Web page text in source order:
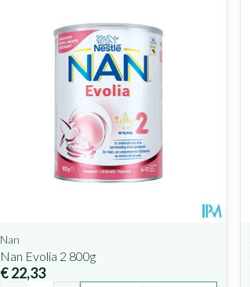
Nan
Nan Evolia 2 800g
€ 22,33